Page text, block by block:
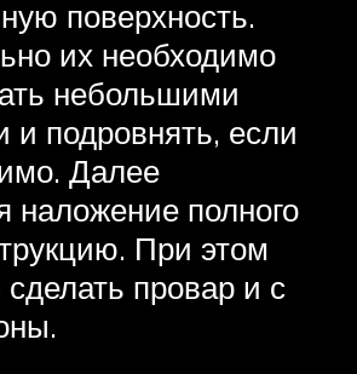
поверхность.
их необходимо
небольшими
и подровнять, если
Далее
наложение полного
При этом
сделать провар и с